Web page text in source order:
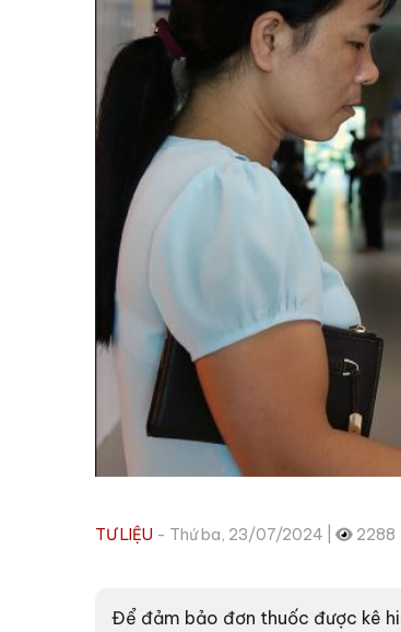
TƯ LIỆU - Thứ ba, 23/07/2024 | 2288
Để đảm bảo đơn thuốc được kê